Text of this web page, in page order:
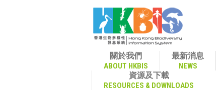
關於我們
ABOUT HKBIS
最新消息
NEWS
資源及下載
RESOURCES & DOWNLOADS